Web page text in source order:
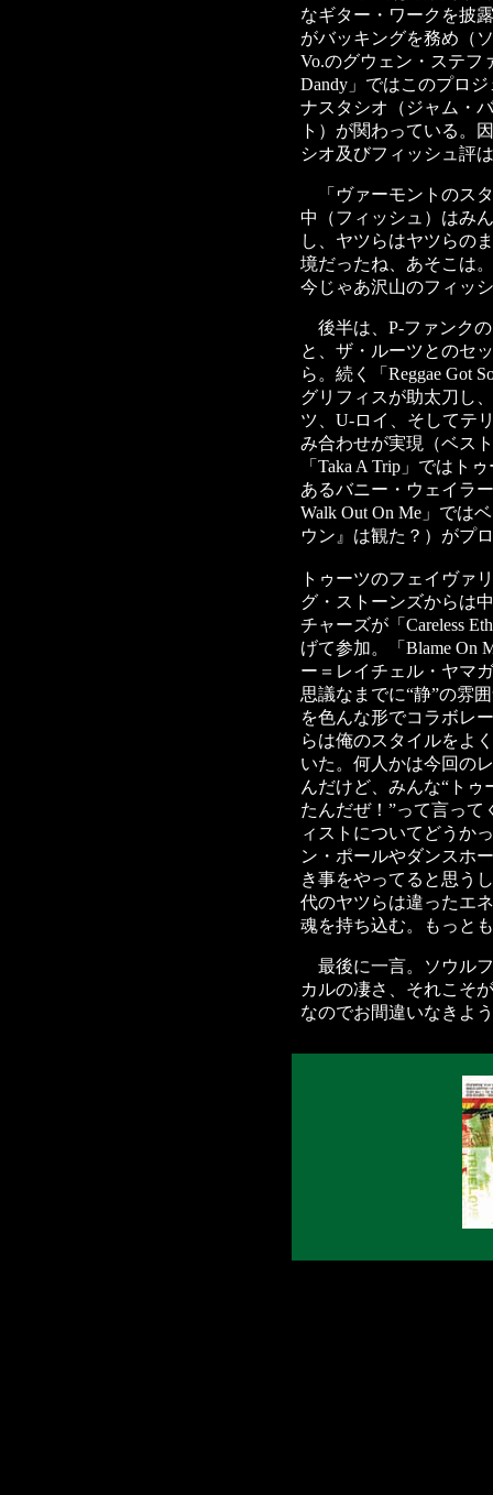
なギター・ワークを披
がバッキングを務め（
Vo.のグウェン・ステフ
Dandy」ではこのプロ
ナスタシオ（ジャム・
ト）が関わっている。
シオ及びフィッシュ評
「ヴァーモントのス
中（フィッシュ）はみ
し、ヤツらはヤツらの
境だったね、あそこは
今じゃあ沢山のフィッ
後半は、P-ファンク
と、ザ・ルーツとのセ
ら。続く「Reggae Got
グリフィスが助太刀し
ツ、U-ロイ、そしてテ
み合わせが実現（ベス
「Taka A Trip」ではト
あるバニー・ウェイラ
Walk Out On Me」では
ウン』は観た？）がプ
トゥーツのフェイヴァ
グ・ストーンズからは
チャーズが「Careless
げて参加。「Blame On
ー＝レイチェル・ヤマ
思議なまでに“静”の雰
を色んな形でコラボレ
らは俺のスタイルをよ
いた。何人かは今回の
んだけど、みんな“ト
たんだぜ！”って言っ
ィストについてどうか
ン・ポールやダンスホ
き事をやってると思う
代のヤツらは違ったエ
魂を持ち込む。もっと
最後に一言。ソウル
カルの凄さ、それこそ
なのでお間違いなきよ